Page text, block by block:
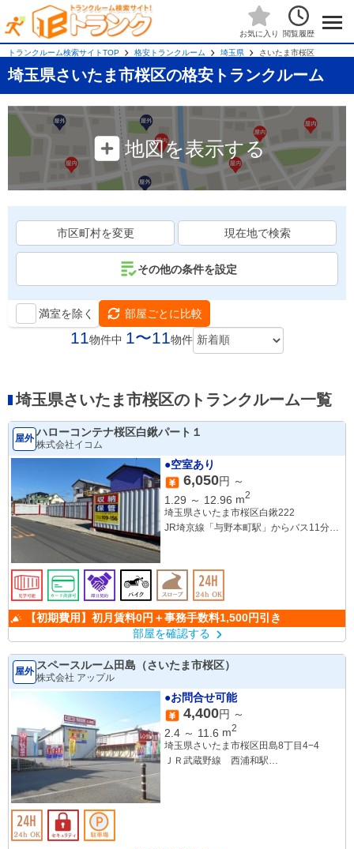
お気に入り 閲覧履歴
トランクルーム検索サイトTOP 格安トランクルーム 埼玉県 さいたま市桜区
埼玉県さいたま市桜区の格安トランクルーム
地図を表示する
市区町村を変更 現在地で検索
その他の条件を設定
満室を除く 部屋ごとに比較
11物件中 1〜11物件
埼玉県さいたま市桜区のトランクルーム一覧
屋外 ハローコンテナ桜区白鍬パート１
株式会社イコム
●空室あり
6,050円 ～
1.29 ～ 12.96 m2
埼玉県さいたま市桜区白鍬222
JR埼京線「与野本町駅」からバス11分
【初期費用】初月賃料0円＋事務手数料1,500円引き
部屋を確認する
屋外 スペースルーム田島（さいたま市桜区）
株式会社 アップル
●お問合せ可能
4,400円 ～
2.4 ～ 11.6 m2
埼玉県さいたま市桜区田島8丁目4−4
ＪＲ武蔵野線 西浦和駅